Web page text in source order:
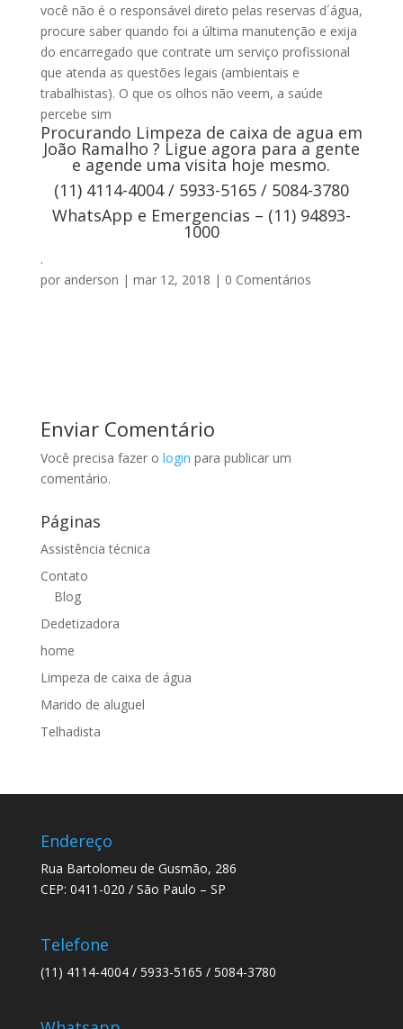
você não é o responsável direto pelas reservas d´água,
procure saber quando foi a última manutenção e exija
do encarregado que contrate um serviço profissional
que atenda as questões legais (ambientais e
trabalhistas). O que os olhos não veem, a saúde
percebe sim
Procurando Limpeza de caixa de agua em
João Ramalho ? Ligue agora para a gente
e agende uma visita hoje mesmo.
(11) 4114-4004 / 5933-5165 / 5084-3780
WhatsApp e Emergencias – (11) 94893-
1000
.
por anderson | mar 12, 2018 | 0 Comentários
Enviar Comentário
Você precisa fazer o login para publicar um
comentário.
Páginas
Assistência técnica
Contato
Blog
Dedetizadora
home
Limpeza de caixa de água
Marido de aluguel
Telhadista
Endereço
Rua Bartolomeu de Gusmão, 286
CEP: 0411-020 / São Paulo – SP
Telefone
(11) 4114-4004 / 5933-5165 / 5084-3780